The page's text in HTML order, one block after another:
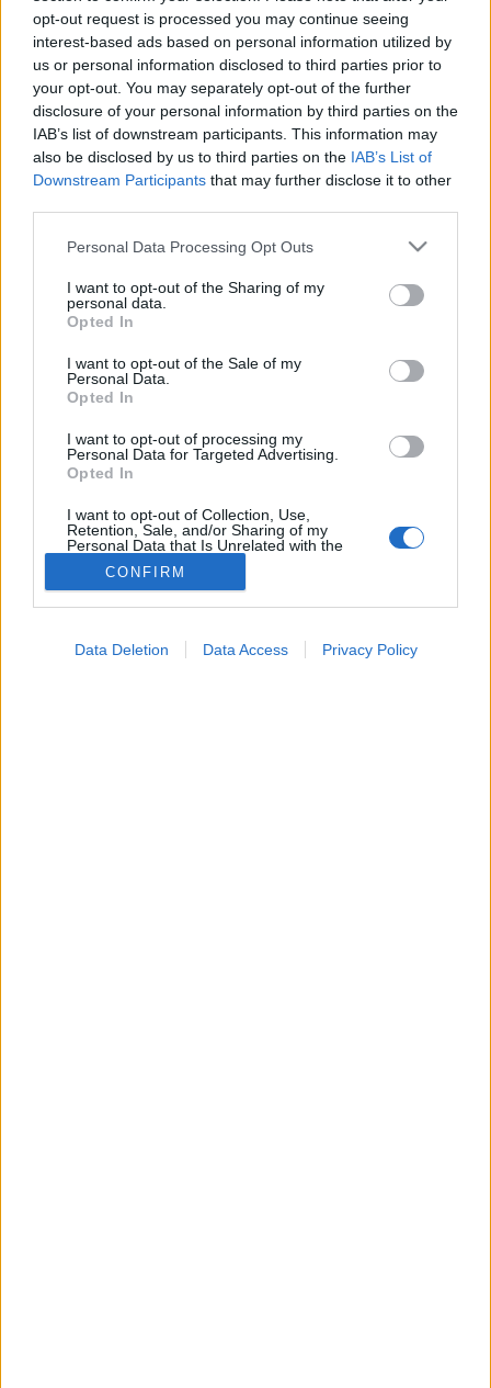
opt-out request is processed you may continue seeing
interest-based ads based on personal information utilized by
us or personal information disclosed to third parties prior to
your opt-out. You may separately opt-out of the further
disclosure of your personal information by third parties on the
IAB’s list of downstream participants. This information may
also be disclosed by us to third parties on the IAB’s List of
Downstream Participants that may further disclose it to other
Please note that this website/app uses one or more Google
not limited to your visit or usage behaviour. You may click to
grant or deny consent to Google and its third-party tags to
use your data for below specified purposes in below Google
consent section.
Personal Data Processing Opt Outs
I want to opt-out of the Sharing of my
personal data.
Opted In
I want to opt-out of the Sale of my
Personal Data.
Opted In
I want to opt-out of processing my
Personal Data for Targeted Advertising.
Opted In
I want to opt-out of Collection, Use,
Retention, Sale, and/or Sharing of my
Personal Data that Is Unrelated with the
Purposes for which it was collected.
Opted Out
CONFIRM
Data Deletion Data Access Privacy Policy
Szépségápolás